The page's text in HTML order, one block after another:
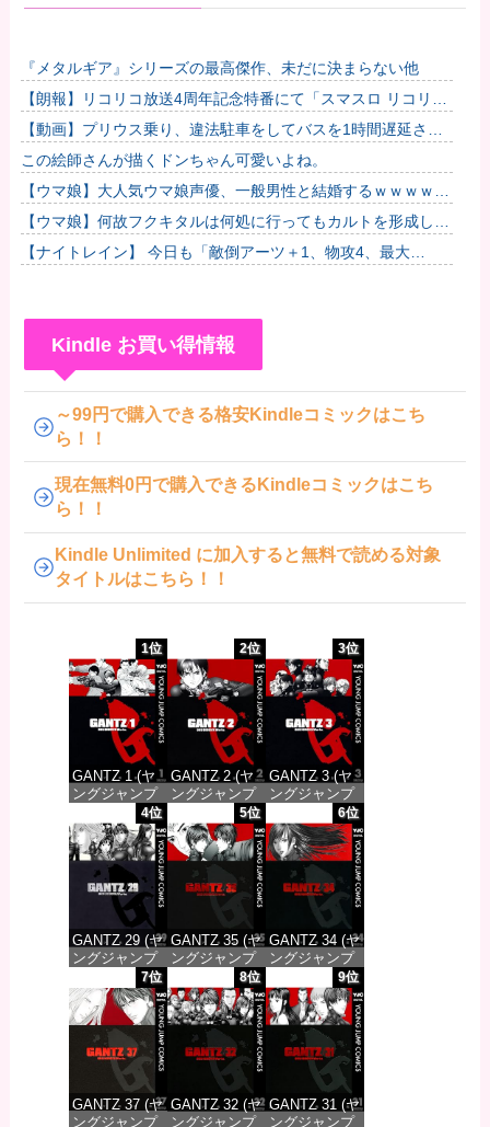
『メタルギア』シリーズの最高傑作、未だに決まらない他
【朗報】リコリコ放送4周年記念特番にて「スマスロ リコリ
ス・リコイル」の演出映像”たぬきを掴まえろ”&”姫蒲を倒...
【動画】プリウス乗り、違法駐車をしてバスを1時間遅延させ
てしまった模様
この絵師さんが描くドンちゃん可愛いよね。
【ウマ娘】大人気ウマ娘声優、一般男性と結婚するｗｗｗｗｗ
ｗｗ
【ウマ娘】何故フクキタルは何処に行ってもカルトを形成して
しまうのか
【ナイトレイン】 今日も「敵倒アーツ＋1、物攻4、最大
Kindle お買い得情報
～99円で購入できる格安Kindleコミックはこち
ら！！
現在無料0円で購入できるKindleコミックはこち
ら！！
Kindle Unlimited に加入すると無料で読める対象
タイトルはこちら！！
1位
GANTZ 1 (ヤ
ングジャンプ
コミックス
DIGITAL)
価格：¥617
2位
GANTZ 2 (ヤ
ングジャンプ
コミックス
DIGITAL)
価格：¥617
3位
GANTZ 3 (ヤ
ングジャンプ
コミックス
DIGITAL)
価格：¥617
4位
GANTZ 29 (ヤ
ングジャンプ
コミックス
DIGITAL)
価格：¥647
5位
GANTZ 35 (ヤ
ングジャンプ
コミックス
DIGITAL)
価格：¥647
6位
GANTZ 34 (ヤ
ングジャンプ
コミックス
DIGITAL)
価格：¥647
7位
GANTZ 37 (ヤ
ングジャンプ
8位
GANTZ 32 (ヤ
ングジャンプ
9位
GANTZ 31 (ヤ
ングジャンプ